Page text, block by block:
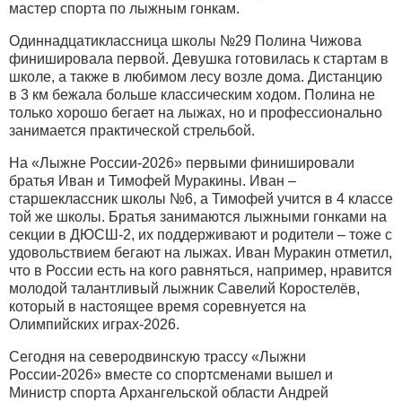
мастер спорта по лыжным гонкам.
Одиннадцатиклассница школы №29 Полина Чижова
финишировала первой. Девушка готовилась к стартам в
школе, а также в любимом лесу возле дома. Дистанцию
в 3 км бежала больше классическим ходом. Полина не
только хорошо бегает на лыжах, но и профессионально
занимается практической стрельбой.
На «Лыжне России-2026» первыми финишировали
братья Иван и Тимофей Муракины. Иван –
старшеклассник школы №6, а Тимофей учится в 4 классе
той же школы. Братья занимаются лыжными гонками на
секции в ДЮСШ-2, их поддерживают и родители – тоже с
удовольствием бегают на лыжах. Иван Муракин отметил,
что в России есть на кого равняться, например, нравится
молодой талантливый лыжник Савелий Коростелёв,
который в настоящее время соревнуется на
Олимпийских играх-2026.
Сегодня на северодвинскую трассу «Лыжни
России-2026» вместе со спортсменами вышел и
Министр спорта Архангельской области Андрей